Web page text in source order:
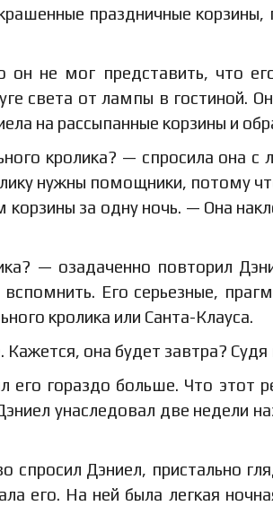
праздничные
не мог представить, что
света от лампы в гостиной.
на рассыпанные корзины и
кролика? — спросила она
нужны помощники, потому
корзины за одну ночь. — Она
— озадаченно повторил
Его серьезные,
кролика или Санта-Клауса.
она будет завтра?
его гораздо больше. Что
унаследовал две недели
спросил Дэниел, пристально
его. На ней была легкая